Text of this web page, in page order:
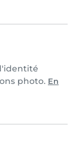
photo. En